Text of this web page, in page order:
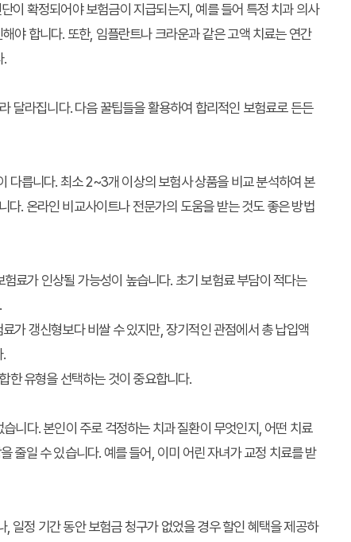
이 확정되어야 보험금이 지급되는지, 예를 들어 특정 치과 의사
야 합니다. 또한, 임플란트나 크라운과 같은 고액 치료는 연간
.
달라집니다. 다음 꿀팁들을 활용하여 합리적인 보험료로 든든
다릅니다. 최소 2~3개 이상의 보험사 상품을 비교 분석하여 본
. 온라인 비교사이트나 전문가의 도움을 받는 것도 좋은 방법
료가 인상될 가능성이 높습니다. 초기 보험료 부담이 적다는
가 갱신형보다 비쌀 수 있지만, 장기적인 관점에서 총 납입액
.
한 유형을 선택하는 것이 중요합니다.
니다. 본인이 주로 걱정하는 치과 질환이 무엇인지, 어떤 치료
줄일 수 있습니다. 예를 들어, 이미 어린 자녀가 교정 치료를 받
일정 기간 동안 보험금 청구가 없었을 경우 할인 혜택을 제공하